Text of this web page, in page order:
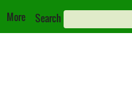
More Search